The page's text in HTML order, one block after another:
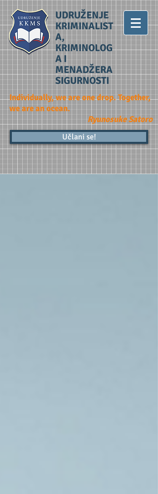
UDRUŽENJE
KRIMINALIST
A,
KRIMINOLOG
A I
MENADŽERA
SIGURNOSTI
Individually, we are one drop. Together,
we are an ocean.
Ryunosuke Satoro
Učlani se!